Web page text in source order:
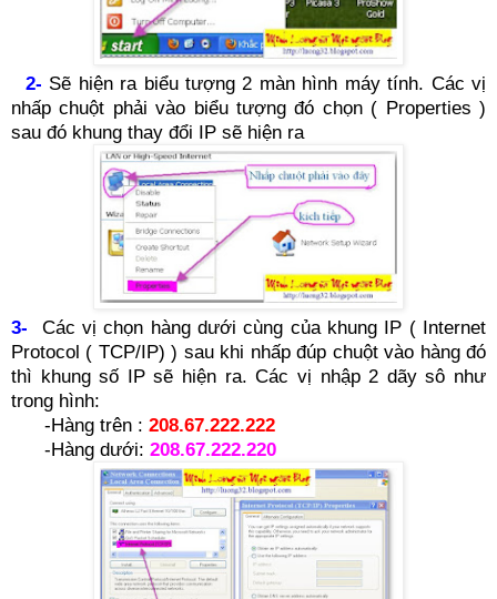
2- Sẽ hiện ra biểu tượng 2 màn hình máy tính. Các vị
nhấp chuột phải vào biểu tượng đó chọn ( Properties )
sau đó khung thay đổi IP sẽ hiện ra
3-
Các vị chọn hàng dưới cùng của khung IP ( Internet
Protocol ( TCP/IP) ) sau khi nhấp đúp chuột vào hàng đó
thì khung số IP sẽ hiện ra. Các vị nhập 2 dãy sô như
trong hình:
-Hàng trên : 208.67.222.222
-Hàng dưới: 208.67.222.220